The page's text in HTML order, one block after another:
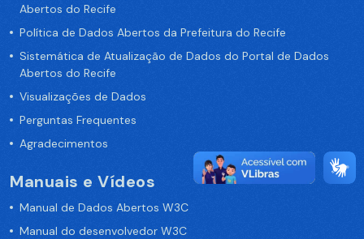
Abertos do Recife
Política de Dados Abertos da Prefeitura do Recife
Sistemática de Atualização de Dados do Portal de Dados
Abertos do Recife
Visualizações de Dados
Perguntas Frequentes
Agradecimentos
Manuais e Vídeos
Manual de Dados Abertos W3C
Manual do desenvolvedor W3C